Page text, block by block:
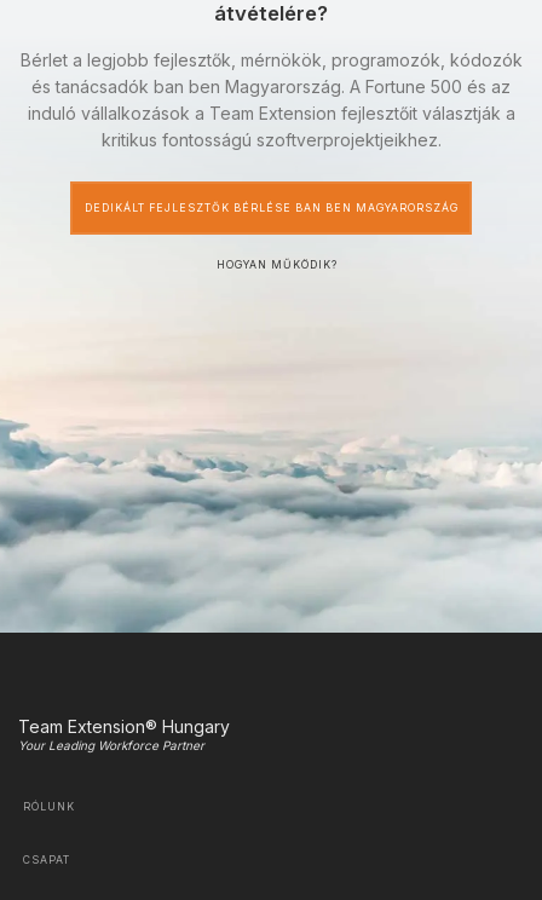
átvételére?
Bérlet a legjobb fejlesztők, mérnökök, programozók, kódozók
és tanácsadók ban ben Magyarország. A Fortune 500 és az
induló vállalkozások a Team Extension fejlesztőit választják a
kritikus fontosságú szoftverprojektjeikhez.
DEDIKÁLT FEJLESZTŐK BÉRLÉSE BAN BEN MAGYARORSZÁG
HOGYAN MŰKÖDIK?
Team Extension® Hungary
Your Leading Workforce Partner
RÓLUNK
CSAPAT